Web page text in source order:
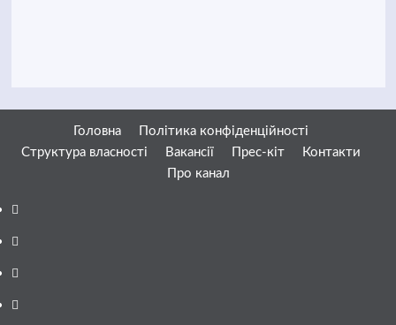
Головна
Політика конфіденційності
Структура власності
Вакансії Прес-кіт
Контакти
Про канал
Facebook
YouTube
Telegram
Instagram